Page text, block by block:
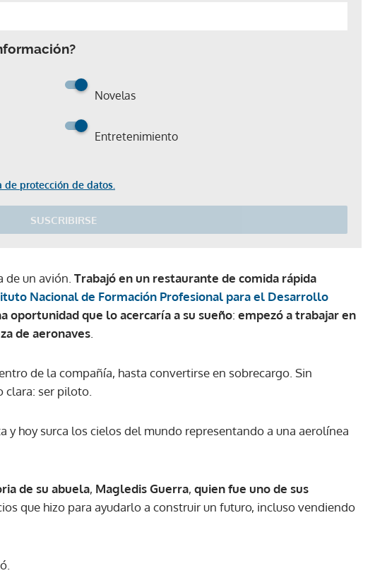
Novelas
Entretenimiento
de protección de datos.
SUSCRIBIRSE
un avión. Trabajó en un restaurante de comida rápida
Nacional de Formación Profesional para el Desarrollo
oportunidad que lo acercaría a su sueño: empezó a trabajar en
de aeronaves
de la compañía, hasta convertirse en sobrecargo. Sin
clara: ser piloto.
y hoy surca los cielos del mundo representando a una aerolínea
de su abuela, Magledis Guerra, quien fue uno de sus
que hizo para ayudarlo a construir un futuro, incluso vendiendo